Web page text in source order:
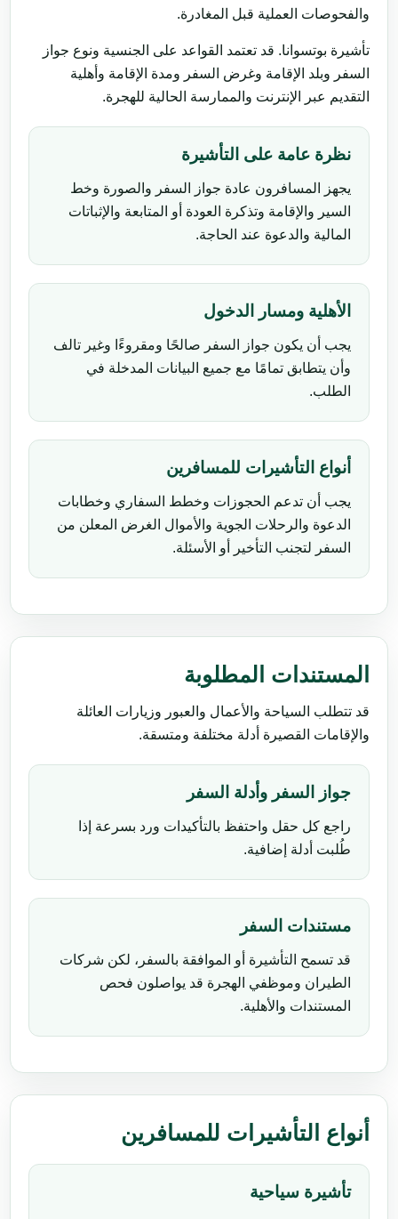
والفحوصات العملية قبل المغادرة.
تأشيرة بوتسوانا. قد تعتمد القواعد على الجنسية ونوع جواز
السفر وبلد الإقامة وغرض السفر ومدة الإقامة وأهلية
التقديم عبر الإنترنت والممارسة الحالية للهجرة.
نظرة عامة على التأشيرة
يجهز المسافرون عادة جواز السفر والصورة وخط
السير والإقامة وتذكرة العودة أو المتابعة والإثباتات
المالية والدعوة عند الحاجة.
الأهلية ومسار الدخول
يجب أن يكون جواز السفر صالحًا ومقروءًا وغير تالف
وأن يتطابق تمامًا مع جميع البيانات المدخلة في
الطلب.
أنواع التأشيرات للمسافرين
يجب أن تدعم الحجوزات وخطط السفاري وخطابات
الدعوة والرحلات الجوية والأموال الغرض المعلن من
السفر لتجنب التأخير أو الأسئلة.
المستندات المطلوبة
قد تتطلب السياحة والأعمال والعبور وزيارات العائلة
والإقامات القصيرة أدلة مختلفة ومتسقة.
جواز السفر وأدلة السفر
راجع كل حقل واحتفظ بالتأكيدات ورد بسرعة إذا
طُلبت أدلة إضافية.
مستندات السفر
قد تسمح التأشيرة أو الموافقة بالسفر، لكن شركات
الطيران وموظفي الهجرة قد يواصلون فحص
المستندات والأهلية.
أنواع التأشيرات للمسافرين
تأشيرة سياحية